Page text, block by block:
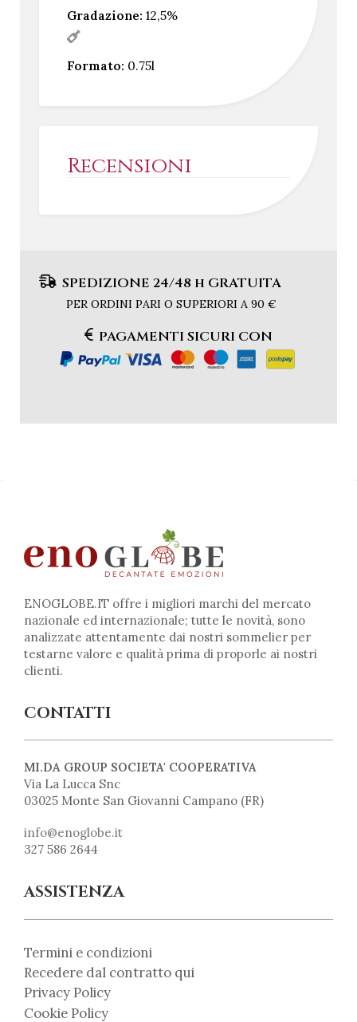
Gradazione: 12,5%
Formato: 0.75l
Recensioni
SPEDIZIONE 24/48 h GRATUITA
PER ORDINI PARI O SUPERIORI A 90 €
PAGAMENTI SICURI CON
ENOGLOBE.IT offre i migliori marchi del mercato
nazionale ed internazionale; tutte le novità, sono
analizzate attentamente dai nostri sommelier per
testarne valore e qualità prima di proporle ai nostri
clienti.
CONTATTI
MI.DA GROUP SOCIETA' COOPERATIVA
Via La Lucca Snc
03025 Monte San Giovanni Campano (FR)
info@enoglobe.it
327 586 2644
ASSISTENZA
Termini e condizioni
Recedere dal contratto qui
Privacy Policy
Cookie Policy